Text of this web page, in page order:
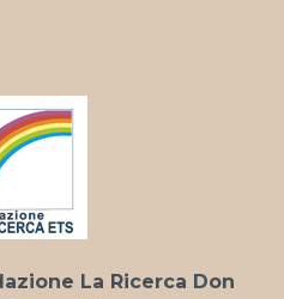
La Ricerca Don